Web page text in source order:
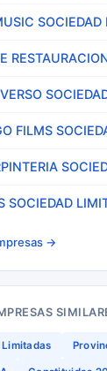
SOCIEDAD
FILMS
SOCIEDAD
→